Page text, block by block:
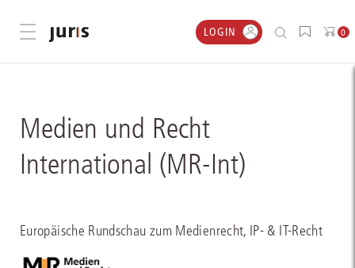
Menü öffnen LOGIN 0
Medien und Recht
International (MR-Int)
Europäische Rundschau zum Medienrecht, IP- & IT-Recht